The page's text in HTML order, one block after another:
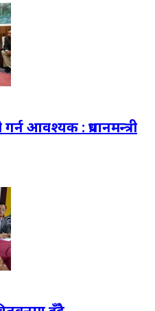
गर्न आवश्यक : प्रधानमन्त्री